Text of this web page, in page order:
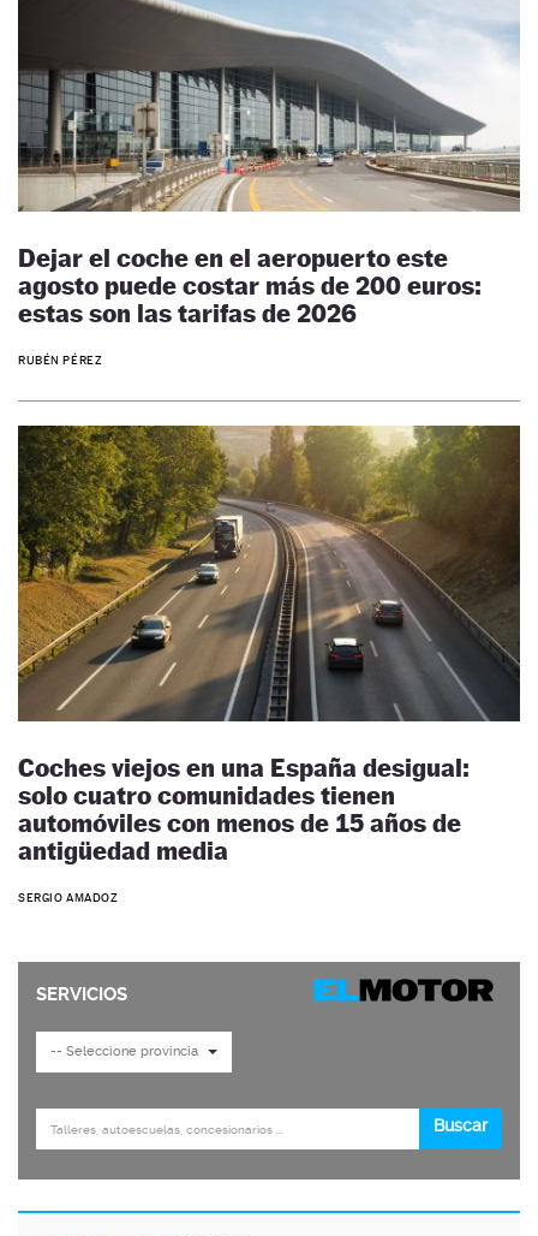
Dejar el coche en el aeropuerto este
agosto puede costar más de 200 euros:
estas son las tarifas de 2026
RUBÉN PÉREZ
Coches viejos en una España desigual:
solo cuatro comunidades tienen
automóviles con menos de 15 años de
antigüedad media
SERGIO AMADOZ